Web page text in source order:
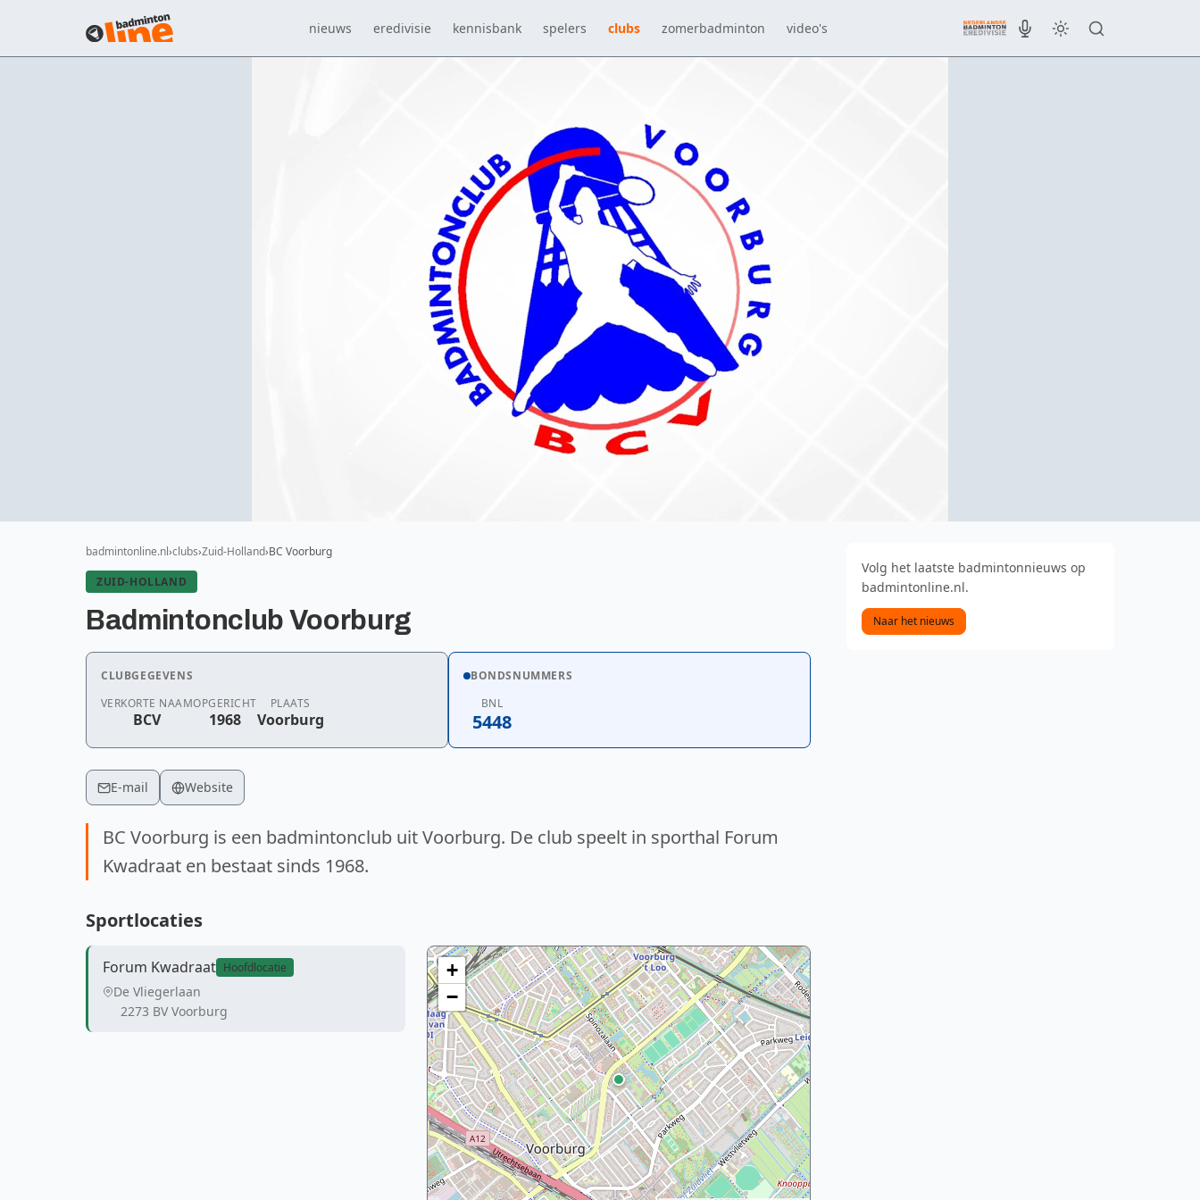
nieuws eredivisie kennisbank spelers clubs zomerbadminton video's
badmintonline.nl clubs Zuid-Holland BC Voorburg
ZUID-HOLLAND
Badmintonclub Voorburg
CLUBGEGEVENS
VERKORTE NAAM
BCV
OPGERICHT
1968
PLAATS
Voorburg
BONDSNUMMERS
BNL
5448
E-mail Website
BC Voorburg is een badmintonclub uit Voorburg. De club speelt in sporthal Forum
Kwadraat en bestaat sinds 1968.
Sportlocaties
Forum Kwadraat Hoofdlocatie
De Vliegerlaan
2273 BV Voorburg
+
−
Volg het laatste badmintonnieuws op
badmintonline.nl.
Naar het nieuws